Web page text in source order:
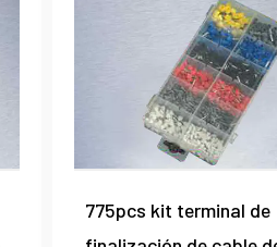
775pcs kit terminal de